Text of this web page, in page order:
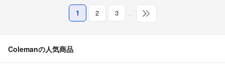
1 2 3 …
Colemanの人気商品